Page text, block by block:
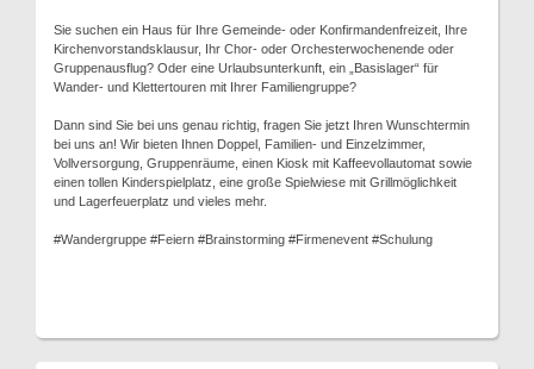
Sie suchen ein Haus für Ihre Gemeinde- oder Konfirmandenfreizeit, Ihre
Kirchenvorstandsklausur, Ihr Chor- oder Orchesterwochenende oder
Gruppenausflug? Oder eine Urlaubsunterkunft, ein „Basislager“ für
Wander- und Klettertouren mit Ihrer Familiengruppe?
Dann sind Sie bei uns genau richtig, fragen Sie jetzt Ihren Wunschtermin
bei uns an! Wir bieten Ihnen Doppel, Familien- und Einzelzimmer,
Vollversorgung, Gruppenräume, einen Kiosk mit Kaffeevollautomat sowie
einen tollen Kinderspielplatz, eine große Spielwiese mit Grillmöglichkeit
und Lagerfeuerplatz und vieles mehr.
#Wandergruppe #Feiern #Brainstorming #Firmenevent #Schulung